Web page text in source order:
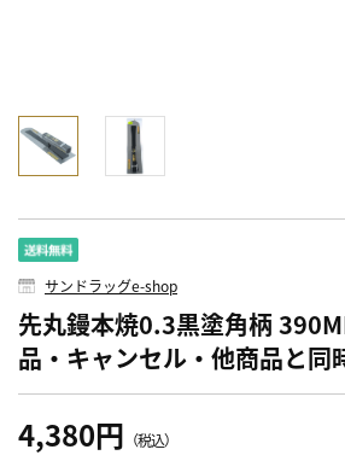
サンドラッグe-shop
先丸鏝本焼0.3黒塗角柄
品・キャンセル・他商品と同
4,380円 （税込）